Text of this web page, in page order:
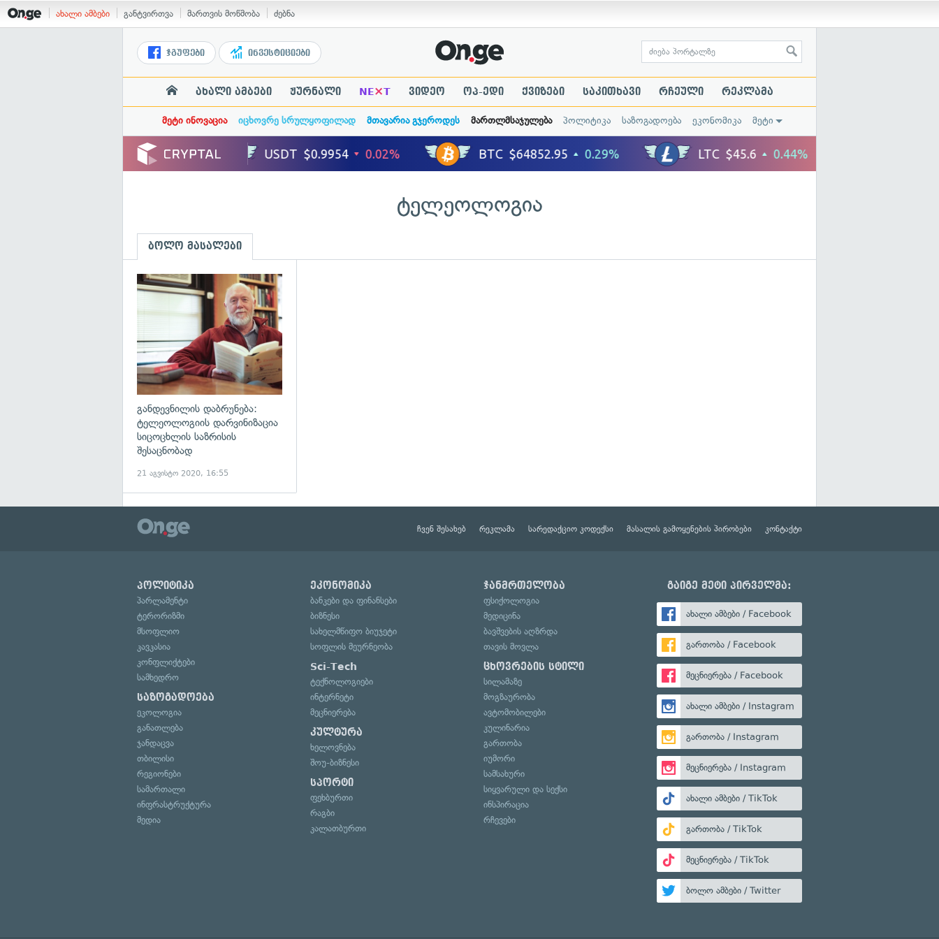
ახალი ამბები განტვირთვა მართვის მოწმობა ძებნა
ჯგუფები ინვესტიციები
ახალი ამბები ჟურნალი NE×T ვიდეო ოპ-ედი ქვიზები საკითხავი რჩეული რეკლამა
მეტი ინოვაცია იცხოვრე სრულყოფილად მთავარია გჯეროდეს მართლმსაჯულება პოლიტიკა საზოგადოება ეკონომიკა მეტი
ტელეოლოგია
ბოლო მასალები
განდევნილის დაბრუნება:
ტელეოლოგიის დარვინიზაცია
სიცოცხლის საზრისის
შესაცნობად
21 აგვისტო 2020, 16:55
ჩვენ შესახებ რეკლამა სარედაქციო კოდექსი მასალის გამოყენების პირობები კონტაქტი
პოლიტიკა
პარლამენტი
ტერორიზმი
მსოფლიო
კავკასია
კონფლიქტები
სამხედრო
საზოგადოება
ეკოლოგია
განათლება
ჯანდაცვა
თბილისი
რეგიონები
სამართალი
ინფრასტრუქტურა
მედია
ეკონომიკა
ბანკები და ფინანსები
ბიზნესი
სახელმწიფო ბიუჯეტი
სოფლის მეურნეობა
Sci-Tech
ტექნოლოგიები
ინტერნეტი
მეცნიერება
კულტურა
ხელოვნება
შოუ-ბიზნესი
სპორტი
ფეხბურთი
რაგბი
კალათბურთი
ჯანმრთელობა
ფსიქოლოგია
მედიცინა
ბავშვების აღზრდა
თავის მოვლა
ცხოვრების სტილი
სილამაზე
მოგზაურობა
ავტომობილები
კულინარია
გართობა
იუმორი
სამსახური
სიყვარული და სექსი
ინსპირაცია
რჩევები
გაიგე მეტი პირველმა:
ახალი ამბები / Facebook
გართობა / Facebook
მეცნიერება / Facebook
ახალი ამბები / Instagram
გართობა / Instagram
მეცნიერება / Instagram
ახალი ამბები / TikTok
გართობა / TikTok
მეცნიერება / TikTok
ბოლო ამბები / Twitter